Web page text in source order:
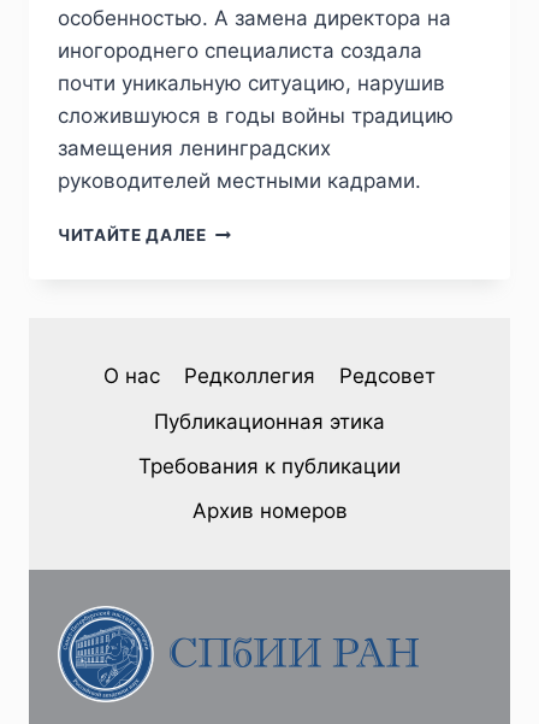
особенностью. А замена директора на
иногороднего специалиста создала
почти уникальную ситуацию, нарушив
сложившуюся в годы войны традицию
замещения ленинградских
руководителей местными кадрами.
ЧИТАЙТЕ ДАЛЕЕПИЖ
Н.
ЛЕНИНГРАДСКАЯ
ПОЧТА
1943
О нас Редколлегия
Редсовет
Публикационная этика
Требования к публикации
Архив номеров